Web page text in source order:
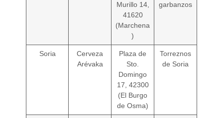
Murillo 14,
41620
(Marchena
)
garbanzos
Soria
Cerveza
Arévaka
Plaza de
Sto.
Domingo
17, 42300
(El Burgo
de Osma)
Torreznos
de Soria